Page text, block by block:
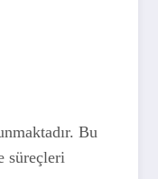
Bu
süreçleri